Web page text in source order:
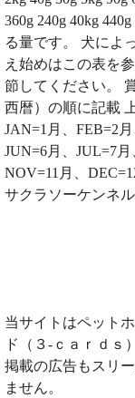
360g 240g 40kg
る量です。 犬によ
え始めはこの表を
節してください。
西暦）の順に記載
JAN=1月、FEB=2
JUN=6月、JUL=7月
NOV=11月、
サクラソーケンネ
当サイトはペット
ド（３‐ｃａｒｄｓ
掲載の広告もスリ
ません。